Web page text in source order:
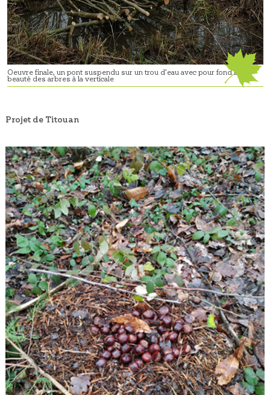
Oeuvre finale, un pont suspendu sur un trou d’eau avec pour fond la
beauté des arbres à la verticale
Projet de Titouan